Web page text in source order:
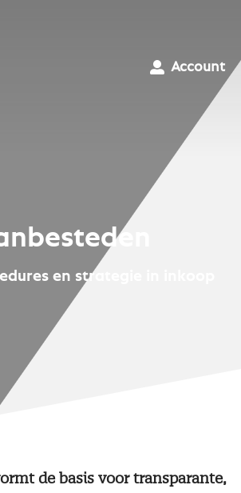
Account
en strategie in inkoop
de basis voor transparante,